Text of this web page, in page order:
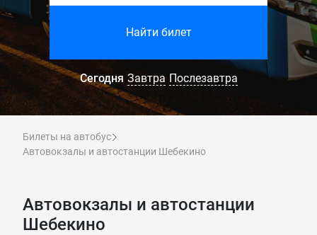
Найти билет
Сегодня Завтра Послезавтра
Билеты на автобус
Автовокзалы и автостанции Шебекино
Автовокзалы и автостанции
Шебекино